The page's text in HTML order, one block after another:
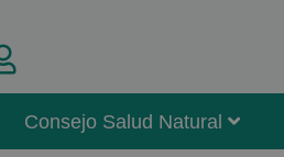
Consejo Salud Natural